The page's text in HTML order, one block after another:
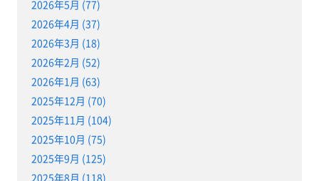
2026年5月 (77)
2026年4月 (37)
2026年3月 (18)
2026年2月 (52)
2026年1月 (63)
2025年12月 (70)
2025年11月 (104)
2025年10月 (75)
2025年9月 (125)
2025年8月 (118)